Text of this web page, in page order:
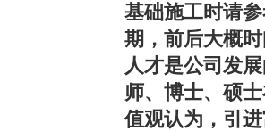
基础施工时请
期，前后大概
人才是公司发
师、博士、硕
值观认为，引